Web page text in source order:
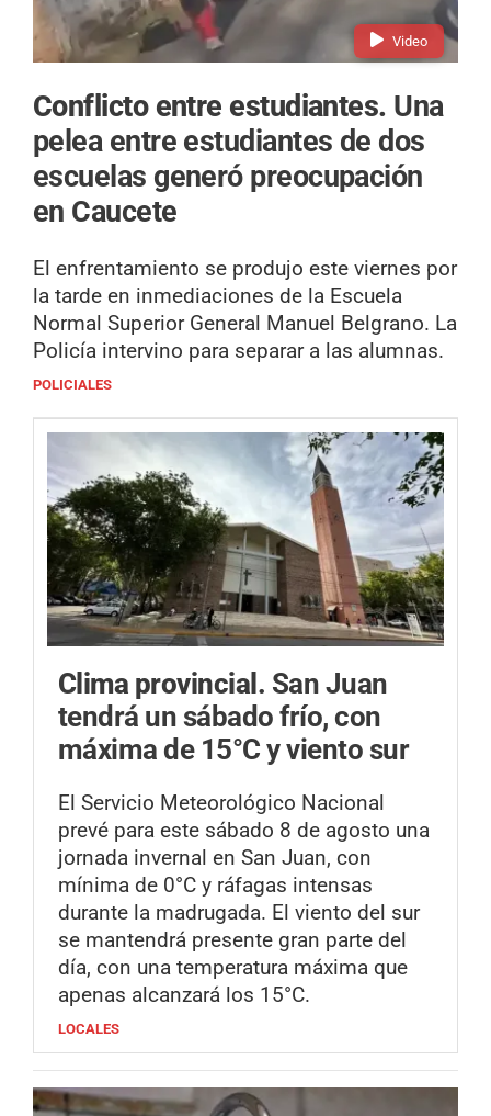
Video
Conflicto entre estudiantes. Una
pelea entre estudiantes de dos
escuelas generó preocupación
en Caucete
El enfrentamiento se produjo este viernes por
la tarde en inmediaciones de la Escuela
Normal Superior General Manuel Belgrano. La
Policía intervino para separar a las alumnas.
POLICIALES
Clima provincial. San Juan
tendrá un sábado frío, con
máxima de 15°C y viento sur
El Servicio Meteorológico Nacional
prevé para este sábado 8 de agosto una
jornada invernal en San Juan, con
mínima de 0°C y ráfagas intensas
durante la madrugada. El viento del sur
se mantendrá presente gran parte del
día, con una temperatura máxima que
apenas alcanzará los 15°C.
LOCALES